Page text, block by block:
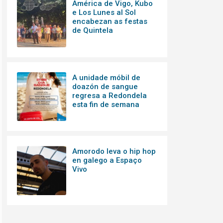
América de Vigo, Kubo
e Los Lunes al Sol
encabezan as festas
de Quintela
A unidade móbil de
doazón de sangue
regresa a Redondela
esta fin de semana
Amorodo leva o hip hop
en galego a Espaço
Vivo